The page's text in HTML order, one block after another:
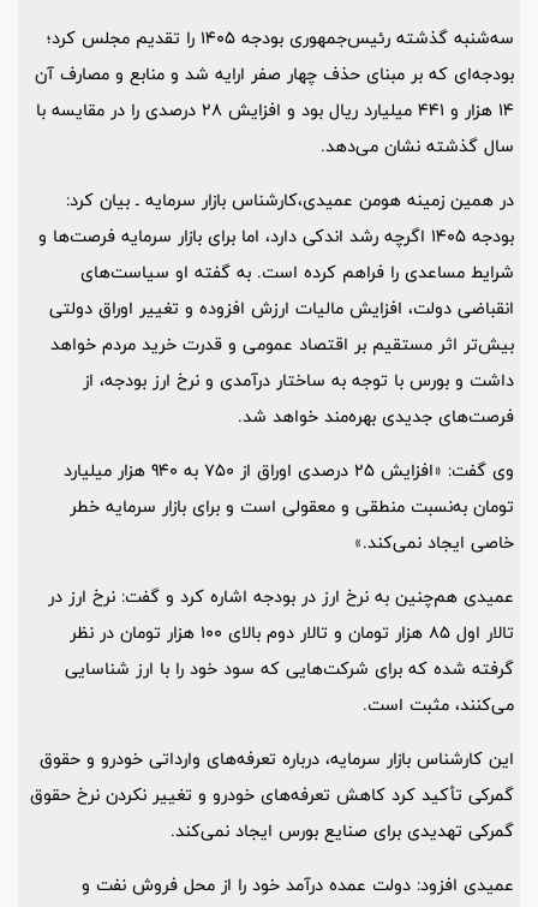
سه‌شنبه گذشته رئیس‌جمهوری بودجه 1405 را تقدیم مجلس کرد؛
بودجه‌ای که بر مبنای حذف چهار صفر ارایه شد و منابع و مصارف آن
14 هزار و 441 میلیارد ریال بود و افزایش 28 درصدی را در مقایسه با
سال گذشته نشان می‌دهد.
در همین زمینه هومن عمیدی،کارشناس بازار سرمایه ـ بیان کرد:
بودجه 1405 اگرچه رشد اندکی دارد، اما برای بازار سرمایه فرصت‌ها و
شرایط مساعدی را فراهم کرده است. به گفته او سیاست‌های
انقباضی دولت، افزایش مالیات ارزش افزوده و تغییر اوراق دولتی
بیش‌تر اثر مستقیم بر اقتصاد عمومی و قدرت خرید مردم خواهد
داشت و بورس با توجه به ساختار درآمدی و نرخ ارز بودجه، از
فرصت‌های جدیدی بهره‌مند خواهد شد.
وی گفت: «افزایش 25 درصدی اوراق از 750 به 940 هزار میلیارد
تومان به‌نسبت منطقی و معقولی است و برای بازار سرمایه خطر
خاصی ایجاد نمی‌کند.»
عمیدی هم‌چنین به نرخ ارز در بودجه اشاره کرد و گفت: نرخ ارز در
تالار اول 85 هزار تومان و تالار دوم بالای 100 هزار تومان در نظر
گرفته شده که برای شرکت‌هایی که سود خود را با ارز شناسایی
می‌کنند، مثبت است.
این کارشناس بازار سرمایه، درباره تعرفه‌های وارداتی خودرو و حقوق
گمرکی تأکید کرد کاهش تعرفه‌های خودرو و تغییر نکردن نرخ حقوق
گمرکی تهدیدی برای صنایع بورس ایجاد نمی‌کند.
عمیدی افزود: دولت عمده درآمد خود را از محل فروش نفت و